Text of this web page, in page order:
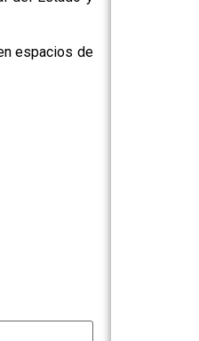
espacios de